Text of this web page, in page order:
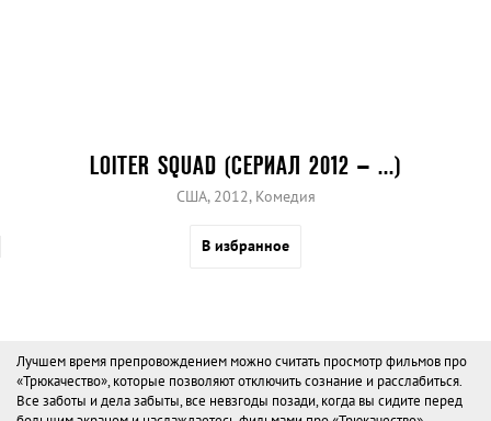
LOITER SQUAD (СЕРИАЛ 2012 – ...)
США, 2012, Комедия
В избранное
Лучшем время препровождением можно считать просмотр фильмов про
«Трюкачество», которые позволяют отключить сознание и расслабиться.
Все заботы и дела забыты, все невзгоды позади, когда вы сидите перед